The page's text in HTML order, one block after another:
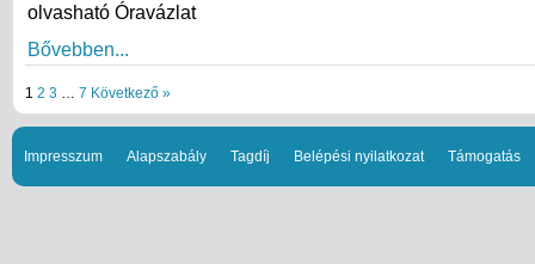
olvasható Óravázlat
Bővebben...
1 2 3 7 Következő »
Impresszum Alapszabály Tagdíj Belépési nyilatkozat Támogatás